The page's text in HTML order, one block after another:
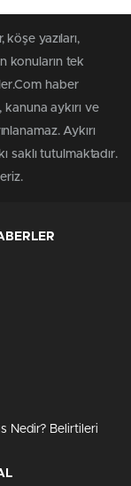
yazıları,
konuların tek
haber
aykırı ve
Aykırı
saklı tutulmaktadır.
Nedir? Belirtileri